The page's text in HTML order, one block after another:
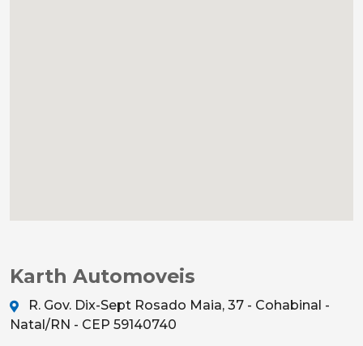
Karth Automoveis
R. Gov. Dix-Sept Rosado Maia, 37 - Cohabinal -
Natal/RN - CEP 59140740